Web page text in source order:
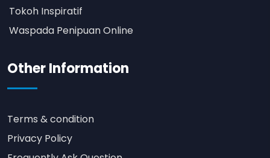
Tokoh Inspiratif
Waspada Penipuan Online
Other Information
Terms & condition
Privacy Policy